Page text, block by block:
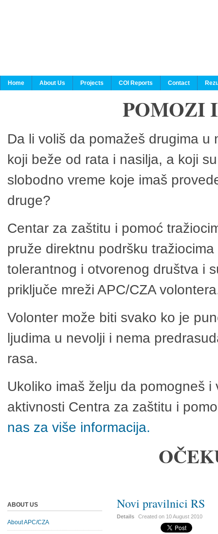
Home About Us Projects COI Reports Contact
POMOZI
Da li voliš da pomažeš drugima
koji beže od rata i nasilja, a koji
slobodno vreme koje imaš
druge?
Centar za zaštitu i pomoć
pruže direktnu podršku
tolerantnog i otvorenog društva i
priključe mreži APC/CZA
Volonter može biti svako ko je
ljudima u nevolji i nema
rasa.
Ukoliko imaš želju da pomogneš
aktivnosti Centra za zaštitu i
nas za više informacija.
Novi pravilnici RS
Details Created on 10 August 2010
ABOUT US
About APC/CZA